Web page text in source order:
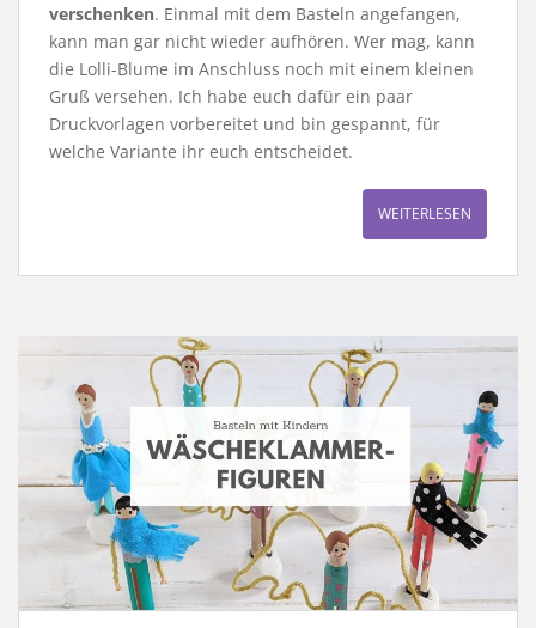
verschenken. Einmal mit dem Basteln angefangen,
kann man gar nicht wieder aufhören. Wer mag, kann
die Lolli-Blume im Anschluss noch mit einem kleinen
Gruß versehen. Ich habe euch dafür ein paar
Druckvorlagen vorbereitet und bin gespannt, für
welche Variante ihr euch entscheidet.
WEITERLESEN